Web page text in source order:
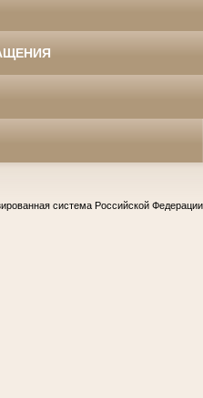
система Российской